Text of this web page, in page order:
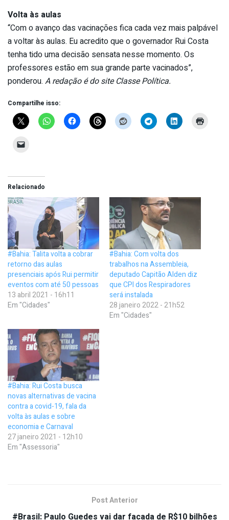
Volta às aulas
“Com o avanço das vacinações fica cada vez mais palpável
a voltar às aulas. Eu acredito que o governador Rui Costa
tenha tido uma decisão sensata nesse momento. Os
professores estão em sua grande parte vacinados”,
ponderou. A redação é do site Classe Política.
Compartilhe isso:
Relacionado
#Bahia: Talita volta a cobrar
retorno das aulas
presenciais após Rui permitir
eventos com até 50 pessoas
13 abril 2021 - 16h11
Em "Cidades"
#Bahia: Com volta dos
trabalhos na Assembleia,
deputado Capitão Alden diz
que CPI dos Respiradores
será instalada
28 janeiro 2022 - 21h52
Em "Cidades"
#Bahia: Rui Costa busca
novas alternativas de vacina
contra a covid-19, fala da
volta às aulas e sobre
economia e Carnaval
27 janeiro 2021 - 12h10
Em "Assessoria"
Post Anterior
#Brasil: Paulo Guedes vai dar facada de R$10 bilhões